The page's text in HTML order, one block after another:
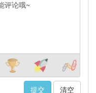
清空